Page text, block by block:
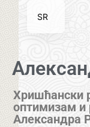
Хришћански
оптимизам и
Александра
SR
EN